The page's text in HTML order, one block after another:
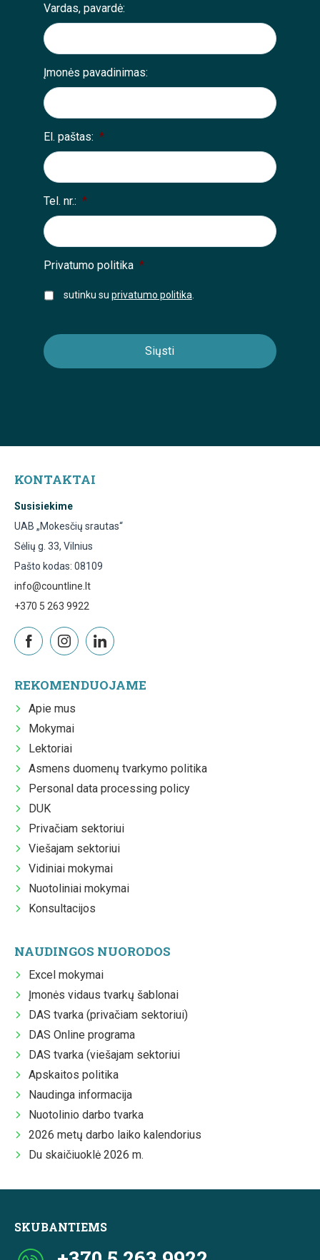
Vardas, pavardė:
Įmonės pavadinimas:
El. paštas: *
Tel. nr.: *
Privatumo politika *
sutinku su privatumo politika
KONTAKTAI
Susisiekime
UAB „Mokesčių srautas“
Sėlių g. 33, Vilnius
Pašto kodas: 08109
info@countline.lt
+370 5 263 9922
REKOMENDUOJAME
Apie mus
Mokymai
Lektoriai
Asmens duomenų tvarkymo politika
Personal data processing policy
DUK
Privačiam sektoriui
Viešajam sektoriui
Vidiniai mokymai
Nuotoliniai mokymai
Konsultacijos
NAUDINGOS NUORODOS
Excel mokymai
Įmonės vidaus tvarkų šablonai
DAS tvarka (privačiam sektoriui)
DAS Online programa
DAS tvarka (viešajam sektoriui
Apskaitos politika
Naudinga informacija
Nuotolinio darbo tvarka
2026 metų darbo laiko kalendorius
Du skaičiuoklė 2026 m.
SKUBANTIEMS